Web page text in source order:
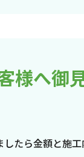
様へ御
たら金額と施